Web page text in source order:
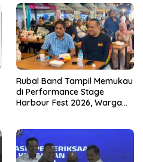
Rubal Band Tampil Memukau
di Performance Stage
Harbour Fest 2026, Warga
Terbaik